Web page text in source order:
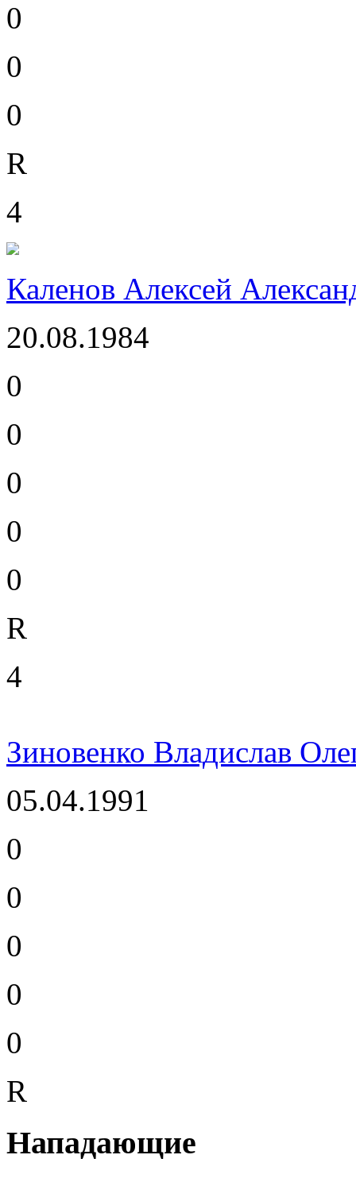
0
0
0
R
4
Каленов Алексей
20.08.1984
0
0
0
0
0
R
4
Зиновенко Владислав
05.04.1991
0
0
0
0
0
R
Нападающие